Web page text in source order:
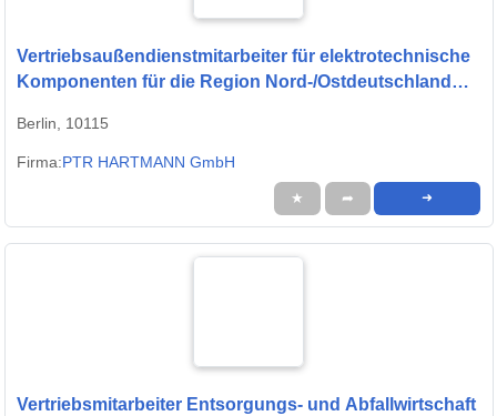
Vertriebsaußendienstmitarbeiter für elektrotechnische
Komponenten für die Region Nord-/Ostdeutschland
Berlin, 10115
Firma:PTR HARTMANN GmbH
★ ➦ ➜
Vertriebsmitarbeiter Entsorgungs- und Abfallwirtschaft